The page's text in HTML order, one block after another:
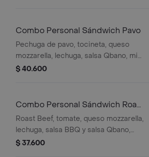
Combo Personal Sándwich Pavo
Pechuga de pavo, tocineta, queso
mozzarella, lechuga, salsa Qbano, miel
mostaza, papas a la francesa y
$ 40.600
Combo Personal Sándwich Roast
Beef
Roast Beef, tomate, queso mozzarella,
lechuga, salsa BBQ y salsa Qbano,
papas a la francesa y bebida.
$ 37.600